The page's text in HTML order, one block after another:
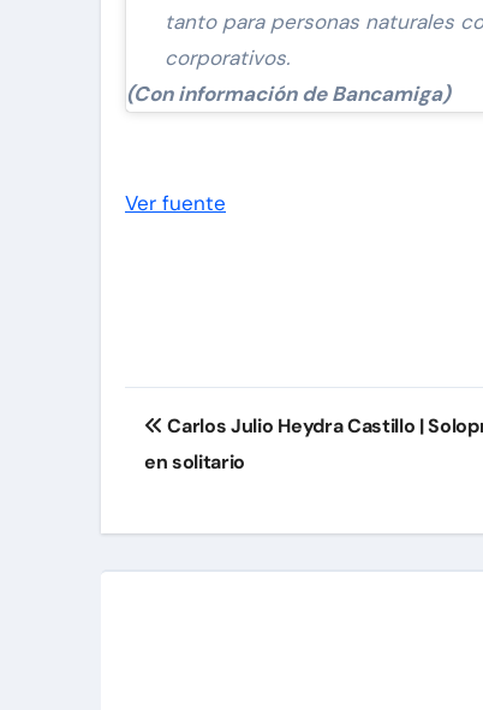
tanto para personas naturales
corporativos.
(Con información de Bancamiga)
de
Ver fuente
Navegación
de
Carlos Julio Heydra Castillo |
en solitario